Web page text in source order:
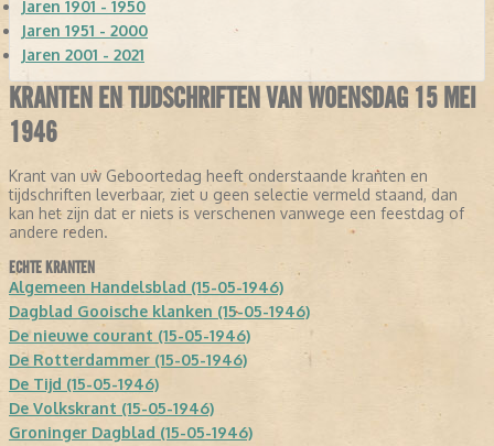
Jaren 1901 - 1950
Jaren 1951 - 2000
Jaren 2001 - 2021
KRANTEN EN TIJDSCHRIFTEN VAN WOENSDAG 15 MEI
1946
Krant van uw Geboortedag heeft onderstaande kranten en
tijdschriften leverbaar, ziet u geen selectie vermeld staand, dan
kan het zijn dat er niets is verschenen vanwege een feestdag of
andere reden.
ECHTE KRANTEN
Algemeen Handelsblad (15-05-1946)
Dagblad Gooische klanken (15-05-1946)
De nieuwe courant (15-05-1946)
De Rotterdammer (15-05-1946)
De Tijd (15-05-1946)
De Volkskrant (15-05-1946)
Groninger Dagblad (15-05-1946)